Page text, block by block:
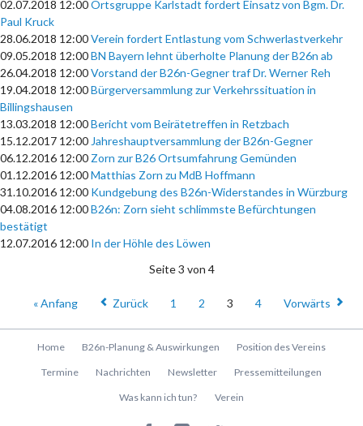
02.07.2018 12:00Ortsgruppe Karlstadt fordert Einsatz von Bgm. Dr.
Paul Kruck
28.06.2018 12:00Verein fordert Entlastung vom Schwerlastverkehr
09.05.2018 12:00BN Bayern lehnt überholte Planung der B26n ab
26.04.2018 12:00Vorstand der B26n-Gegner traf Dr. Werner Reh
19.04.2018 12:00Bürgerversammlung zur Verkehrssituation in
Billingshausen
13.03.2018 12:00Bericht vom Beirätetreffen in Retzbach
15.12.2017 12:00 Jahreshauptversammlung der B26n-Gegner
06.12.2016 12:00 Zorn zur B26 Ortsumfahrung Gemünden
01.12.2016 12:00Matthias Zorn zu MdB Hoffmann
31.10.2016 12:00 Kundgebung des B26n-Widerstandes in Würzburg
04.08.2016 12:00B26n: Zorn sieht schlimmste Befürchtungen
bestätigt
12.07.2016 12:00 In der Höhle des Löwen
Seite 3 von 4
« Anfang Zurück 1 2 3 4 Vorwärts
Home B26n-Planung & Auswirkungen Position des Vereins
Termine Nachrichten Newsletter Pressemitteilungen
Was kann ich tun? Verein